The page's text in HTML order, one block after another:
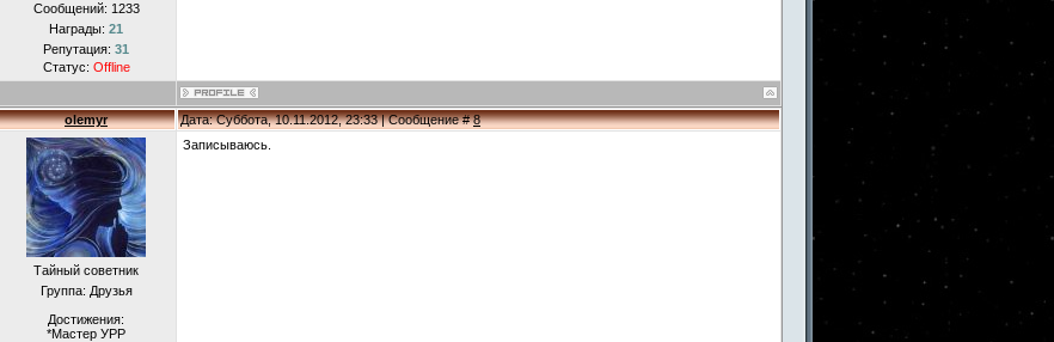
Сообщений: 1233
Награды: 21
Репутация: 31
Статус: Offline
olemyr Дата: Суббота, 10.11.2012, 23:33 | Сообщение #8
Тайный советник
Группа: Друзья
Достижения:
*Мастер УРР
Записываюсь.